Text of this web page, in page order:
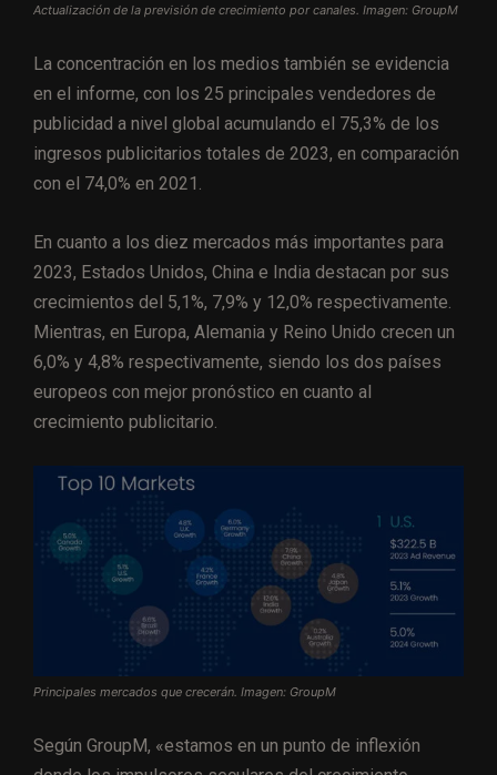
Actualización de la previsión de crecimiento por canales. Imagen: GroupM
La concentración en los medios también se evidencia
en el informe, con los 25 principales vendedores de
publicidad a nivel global acumulando el 75,3% de los
ingresos publicitarios totales de 2023, en comparación
con el 74,0% en 2021.
En cuanto a los diez mercados más importantes para
2023, Estados Unidos, China e India destacan por sus
crecimientos del 5,1%, 7,9% y 12,0% respectivamente.
Mientras, en Europa, Alemania y Reino Unido crecen un
6,0% y 4,8% respectivamente, siendo los dos países
europeos con mejor pronóstico en cuanto al
crecimiento publicitario.
Principales mercados que crecerán. Imagen: GroupM
Según GroupM, «estamos en un punto de inflexión